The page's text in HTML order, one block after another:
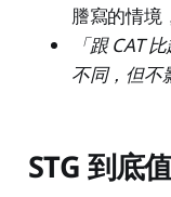
謄寫的情境
「跟 CAT
不同，但不
STG 到底